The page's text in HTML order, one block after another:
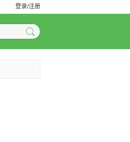
登录/注册